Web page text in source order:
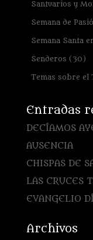
Santuarios y
Semana de
Semana Santa
Senderos (30)
Temas sobre el
Entradas
DECÍAMOS
AUSENCIA
CHISPAS DE
LAS CRUCES
EVANGELIO
Archivos